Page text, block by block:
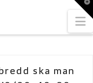
ska man